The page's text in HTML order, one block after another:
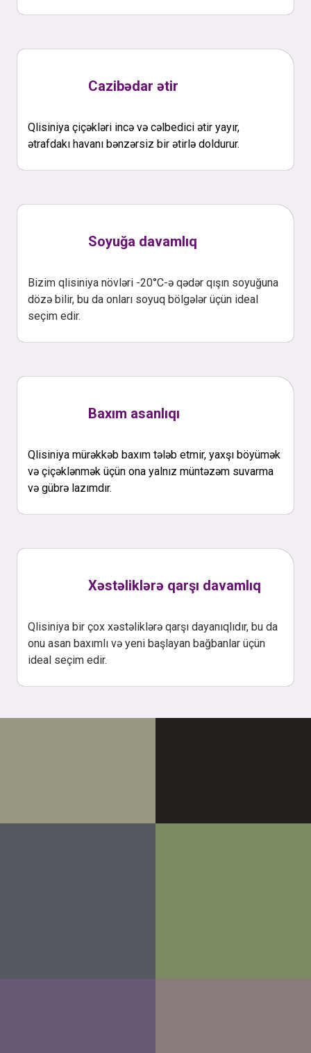
Cazibədar ətir
Qlisiniya çiçəkləri incə və cəlbedici ətir yayır,
ətrafdakı havanı bənzərsiz bir ətirlə doldurur.
Soyuğa davamlıq
Bizim qlisiniya növləri -20°C-ə qədər qışın soyuğuna
dözə bilir, bu da onları soyuq bölgələr üçün ideal
seçim edir.
Baxım asanlıqı
Qlisiniya mürəkkəb baxım tələb etmir, yaxşı böyümək
və çiçəklənmək üçün ona yalnız müntəzəm suvarma
və gübrə lazımdır.
Xəstəliklərə qarşı davamlıq
Qlisiniya bir çox xəstəliklərə qarşı dayanıqlıdır, bu da
onu asan baxımlı və yeni başlayan bağbanlar üçün
ideal seçim edir.